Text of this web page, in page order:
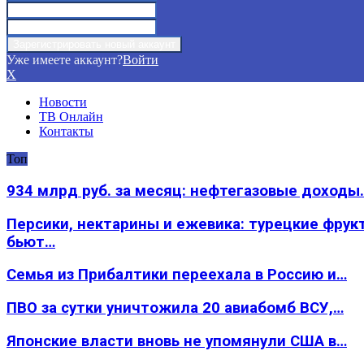
Уже имеете аккаунт?Войти
X
Новости
ТВ Онлайн
Контакты
Топ
934 млрд руб. за месяц: нефтегазовые
Персики, нектарины и ежевика: турецкие
бьют…
Семья из Прибалтики переехала в Россию и…
ПВО за сутки уничтожила 20 авиабомб ВСУ,…
Японские власти вновь не упомянули США в…